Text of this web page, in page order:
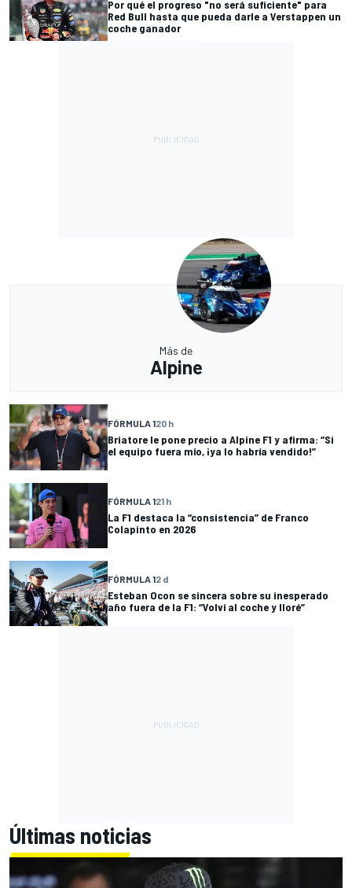
Por qué el progreso "no será suficiente" para
Red Bull hasta que pueda darle a Verstappen un
coche ganador
Más de
Alpine
FÓRMULA 120 h
Briatore le pone precio a Alpine F1 y afirma: “Si
el equipo fuera mío, ¡ya lo habría vendido!”
FÓRMULA 121 h
La F1 destaca la “consistencia” de Franco
Colapinto en 2026
FÓRMULA 12 d
Esteban Ocon se sincera sobre su inesperado
año fuera de la F1: “Volví al coche y lloré”
Últimas noticias